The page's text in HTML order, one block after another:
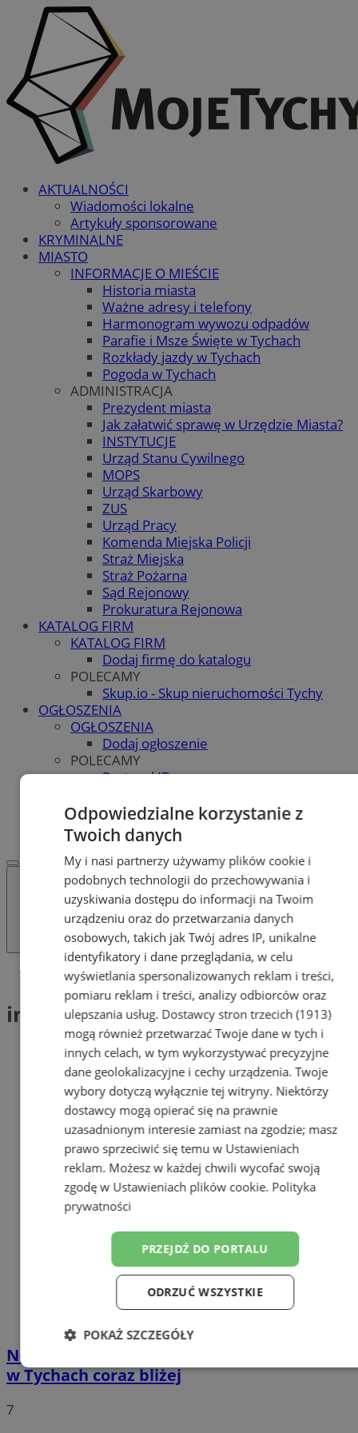
AKTUALNOŚCI
Wiadomości lokalne
Artykuły sponsorowane
KRYMINALNE
MIASTO
INFORMACJE O MIEŚCIE
Historia miasta
Ważne adresy i telefony
Harmonogram wywozu odpadów
Parafie i Msze Święte w Tychach
Rozkłady jazdy w Tychach
Pogoda w Tychach
ADMINISTRACJA
Prezydent miasta
Jak załatwić sprawę w Urzędzie Miasta?
INSTYTUCJE
Urząd Stanu Cywilnego
MOPS
Urząd Skarbowy
ZUS
Urząd Pracy
Komenda Miejska Policji
Straż Miejska
Straż Pożarna
Sąd Rejonowy
Prokuratura Rejonowa
KATALOG FIRM
KATALOG FIRM
Dodaj firmę do katalogu
POLECAMY
Skup.io - Skup nieruchomości Tychy
OGŁOSZENIA
OGŁOSZENIA
Dodaj ogłoszenie
POLECAMY
Protocol IT
REKLAMA
WSPÓŁPRACA
Tag: inicjatywy społeczne
inicjatywy społeczne (1)
Nowe Centrum Aktywności Obywatelskiej
w Tychach coraz bliżej
7
Odpowiedzialne korzystanie z
Twoich danych
My i nasi partnerzy używamy plików cookie i
podobnych technologii do przechowywania i
uzyskiwania dostępu do informacji na Twoim
urządzeniu oraz do przetwarzania danych
osobowych, takich jak Twój adres IP, unikalne
identyfikatory i dane przeglądania, w celu
wyświetlania spersonalizowanych reklam i treści,
pomiaru reklam i treści, analizy odbiorców oraz
ulepszania usług. Dostawcy stron trzecich (1913)
mogą również przetwarzać Twoje dane w tych i
innych celach, w tym wykorzystywać precyzyjne
dane geolokalizacyjne i cechy urządzenia. Twoje
wybory dotyczą wyłącznie tej witryny. Niektórzy
dostawcy mogą opierać się na prawnie
uzasadnionym interesie zamiast na zgodzie; masz
prawo sprzeciwić się temu w Ustawieniach
reklam. Możesz w każdej chwili wycofać swoją
zgodę w Ustawieniach plików cookie. Polityka
prywatności
PRZEJDŹ DO PORTALU
ODRZUĆ WSZYSTKIE
POKAŻ SZCZEGÓŁY
Niezbędne Wydajność Targetowanie